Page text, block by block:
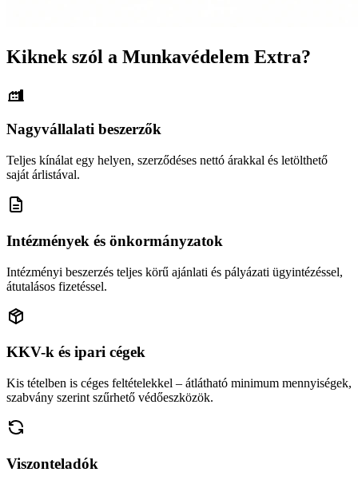
Kiknek szól a Munkavédelem Extra?
Nagyvállalati beszerzők
Teljes kínálat egy helyen, szerződéses nettó árakkal és letölthető
saját árlistával.
Intézmények és önkormányzatok
Intézményi beszerzés teljes körű ajánlati és pályázati ügyintézéssel,
átutalásos fizetéssel.
KKV-k és ipari cégek
Kis tételben is céges feltételekkel – átlátható minimum mennyiségek,
szabvány szerint szűrhető védőeszközök.
Viszonteladók